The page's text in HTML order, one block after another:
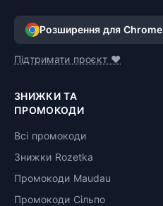
Розширення для Chrome
Підтримати проєкт ❤️
ЗНИЖКИ ТА
ПРОМОКОДИ
Всі промокоди
Знижки Rozetka
Промокоди Maudau
Промокоди Сільпо